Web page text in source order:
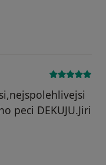
Pacient
peci DEKUJU.Jiri